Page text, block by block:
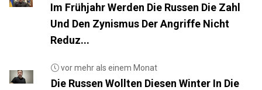
Im Frühjahr Werden Die Russen Die Zahl
Und Den Zynismus Der Angriffe Nicht
Reduz...
vor mehr als einem Monat
Die Russen Wollten Diesen Winter In Die